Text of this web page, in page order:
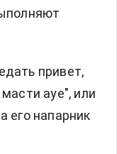
привет,
ауе", или
его напарник